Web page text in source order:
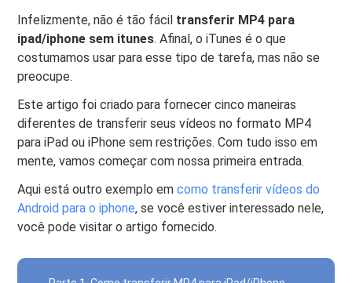
Infelizmente, não é tão fácil transferir MP4 para
ipad/iphone sem itunes. Afinal, o iTunes é o que
costumamos usar para esse tipo de tarefa, mas não se
preocupe.
Este artigo foi criado para fornecer cinco maneiras
diferentes de transferir seus vídeos no formato MP4
para iPad ou iPhone sem restrições. Com tudo isso em
mente, vamos começar com nossa primeira entrada.
Aqui está outro exemplo emcomo transferir vídeos do
Android para o iphone, se você estiver interessado nele,
você pode visitar o artigo fornecido.